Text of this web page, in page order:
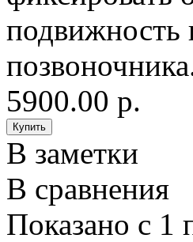
подвижность
5900.00 р.
В заметки
В сравнения
Показано с 1